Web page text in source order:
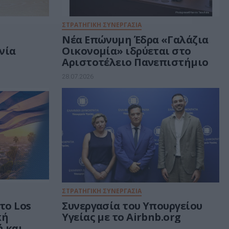
ΣΤΡΑΤΗΓΙΚΗ ΣΥΝΕΡΓΑΣΙΑ
Νέα Επώνυμη Έδρα «Γαλάζια
Οικονομία» ιδρύεται στο
Αριστοτέλειο Πανεπιστήμιο
28.07.2026
Los
ΣΤΡΑΤΗΓΙΚΗ ΣΥΝΕΡΓΑΣΙΑ
Συνεργασία του Υπουργείου
Υγείας με το Airbnb.org